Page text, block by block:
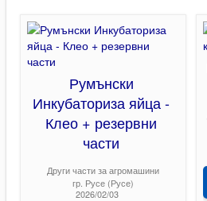
Румънски
Инкубаториза яйца -
Клео + резервни
части
Други части за агромашини
гр. Русе (Русе)
2026/02/03